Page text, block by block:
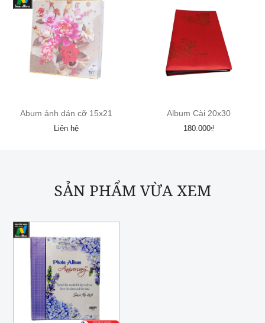
Abum ảnh dán cỡ 15x21
Liên hệ
Album Cài 20x30
180.000₫
SẢN PHẨM VỪA XEM